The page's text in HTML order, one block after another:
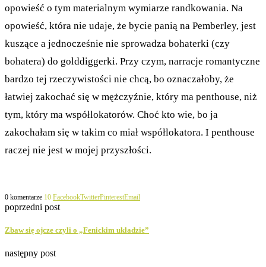
opowieść o tym materialnym wymiarze randkowania. Na
opowieść, która nie udaje, że bycie panią na Pemberley, jest
kuszące a jednocześnie nie sprowadza bohaterki (czy
bohatera) do golddiggerki. Przy czym, narracje romantyczne
bardzo tej rzeczywistości nie chcą, bo oznaczałoby, że
łatwiej zakochać się w mężczyźnie, który ma penthouse, niż
tym, który ma współlokatorów. Choć kto wie, bo ja
zakochałam się w takim co miał współlokatora. I penthouse
raczej nie jest w mojej przyszłości.
0 komentarze 10 FacebookTwitterPinterestEmail
poprzedni post
Zbaw się ojcze czyli o „Fenickim układzie”
następny post